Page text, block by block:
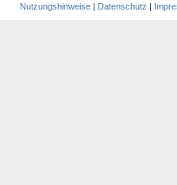
Nutzungshinweise | Datenschutz |